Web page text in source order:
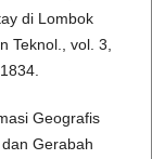
di Lombok
Teknol., vol. 3,
Geografis
Gerabah